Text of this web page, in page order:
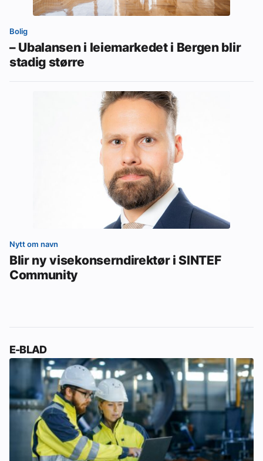
Bolig
– Ubalansen i leiemarkedet i Bergen blir
stadig større
Nytt om navn
Blir ny visekonserndirektør i SINTEF
Community
E-BLAD